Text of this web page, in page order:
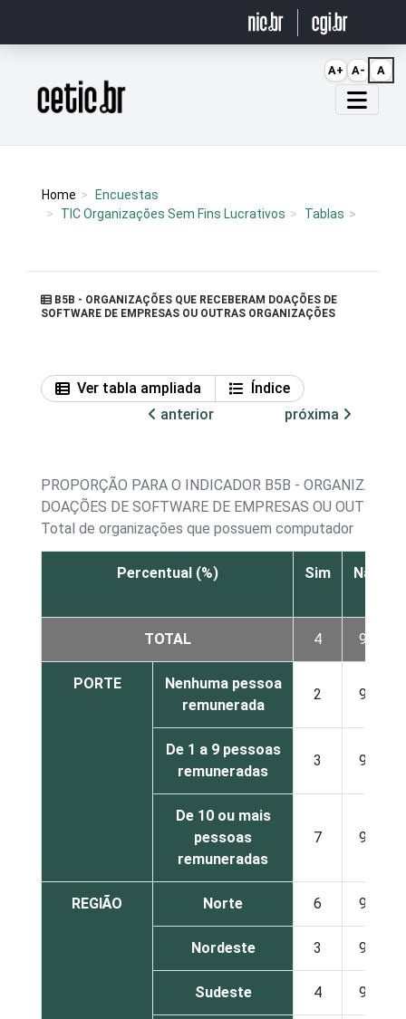
Página inicial
Home
Encuestas
TIC Organizações Sem Fins Lucrativos
Tablas
B5B - ORGANIZAÇÕES QUE RECEBERAM DOAÇÕES DE
SOFTWARE DE EMPRESAS OU OUTRAS ORGANIZAÇÕES
Ver tabla ampliada
Índice
anterior
próxima
PROPORÇÃO PARA O INDICADOR B5B -
DOAÇÕES DE SOFTWARE DE EMPRESAS OU OUTRAS
Total de organizações que possuem computador
Percentual (%) Sim
Não
TOTAL 4 94
PORTE
Nenhuma pessoa
remunerada
2 96
De 1 a 9 pessoas
remuneradas
3 94
De 10 ou mais
pessoas
remuneradas
7 91
REGIÃO Norte 6 94
Nordeste 3 94
Sudeste 4 94
A+ A- A